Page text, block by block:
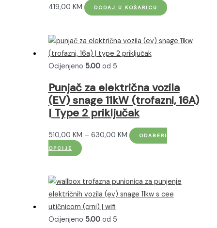
419,00 KM DODAJ U KOŠARICU
Ocijenjeno 5.00od 5
Punjač za električna vozila
(EV) snage 11kW (trofazni, 16A)
| Type 2 priključak
510,00 KM – 630,00 KMRaspon
do
630,00 KM
ODABERI
OPCIJE
Ovaj
više
varijanti.
Opcije
se
Ocijenjeno 5.00od 5